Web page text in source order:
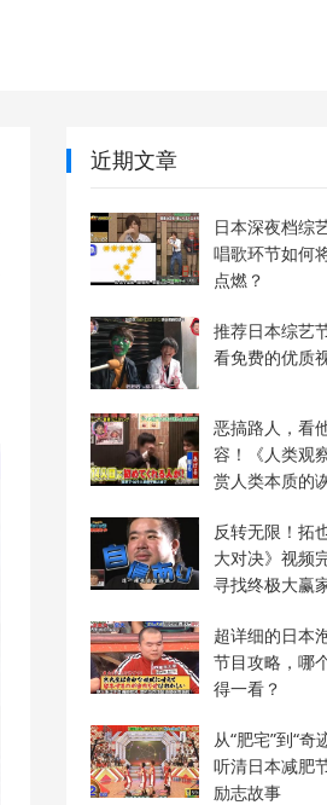
近期文章
日本深夜档综
唱歌环节如何
点燃？
推荐日本综艺
看免费的优质
恶搞路人，看
容！《人类观
赏人类本质的
反转无限！拓
大对决》视频
寻找终极大赢
超详细的日本
节目攻略，哪
得一看？
从“肥宅”到“奇
听清日本减肥
励志故事